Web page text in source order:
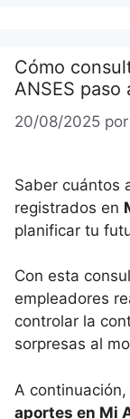
contenido
Cómo
ANSES paso
20/08/2025 por
Saber cuántos
registrados en
planificar tu
Con esta
empleadores
controlar la
sorpresas al
A
aportes en Mi